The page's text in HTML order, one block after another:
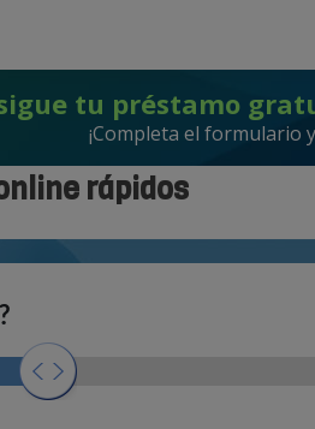
tu préstamo
¡Completa el formulario
rápidos